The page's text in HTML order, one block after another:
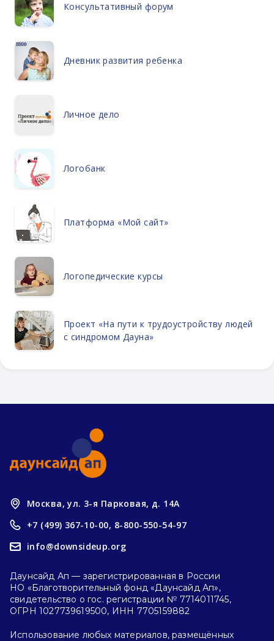
Консультативный форум
Дневник развития ребенка
Личное дело
Логобанк
Платформа «Мой сайт»
Логопедические курсы
Проект «На пути к трудоустройству людей
с синдромом Дауна»
Москва, ул. 3-я Парковая, д. 14А
+7 (499) 367-10-00, 8-800-550-54-97
info@downsideup.org
Даунсайд Ап — зарегистрированная в России
НО «Благотворительный фонд «Даунсайд Ап»,
свидетельство о гос. регистрации № 7714011745,
ОГРН 1027739619500, ИНН 7705159882
Использование любых материалов, размещённых